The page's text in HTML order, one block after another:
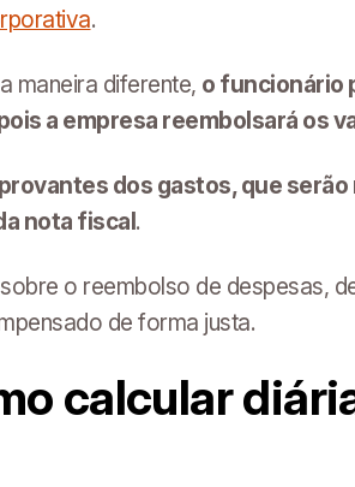
.
maneira diferente, o funcionário
a empresa reembolsará os
dos gastos, que
nota fiscal.
o reembolso de despesas,
de forma justa.
calcular